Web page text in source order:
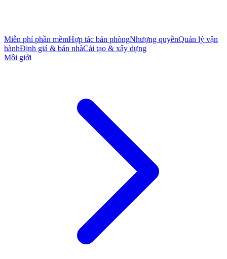
Miễn phí phần mềmHợp tác bán phòngNhượng quyềnQuản lý vận
hànhĐịnh giá & bán nhàCải tạo & xây dựng
Môi giới